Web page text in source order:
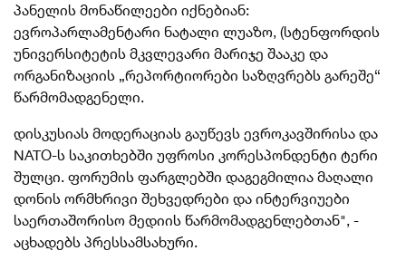
პანელის მონაწილეები იქნებიან:
ევროპარლამენტარი ნატალი ლუაზო, (სტენფორდის
უნივერსიტეტის მკვლევარი მარიჯე შააკე და
ორგანიზაციის „რეპორტიორები საზღვრებს გარეშე“
წარმომადგენელი.
დისკუსიას მოდერაციას გაუწევს ევროკავშირისა და
NATO-ს საკითხებში უფროსი კორესპონდენტი ტერი
შულცი. ფორუმის ფარგლებში დაგეგმილია მაღალი
დონის ორმხრივი შეხვედრები და ინტერვიუები
საერთაშორისო მედიის წარმომადგენლებთან", -
აცხადებს პრესსამსახური.